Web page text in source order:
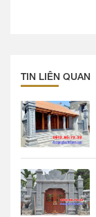
TIN LIÊN QUAN